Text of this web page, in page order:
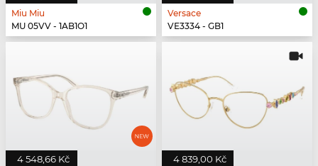
Miu Miu
MU 05VV - 1AB1O1
Versace
VE3334 - GB1
4 548,66 Kč 4 839,00 Kč